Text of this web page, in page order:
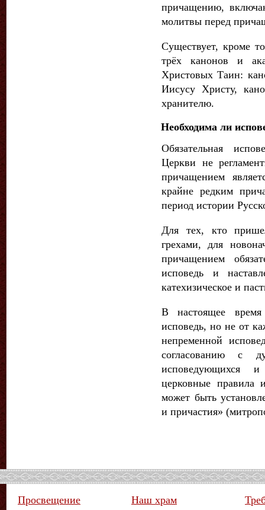
причащению,
молитвы перед
Существует, кроме
трёх канонов и
Христовых Таин:
Иисусу Христу,
хранителю.
Необходима ли
Обязательная
Церкви не
причащением
крайне редким
период истории
Для тех, кто
грехами, для
причащением
исповедь и
катехизическое и
В настоящее время
исповедь, но не от
непременной
согласованию с
исповедующихся
церковные правила
может быть
и причастия»
Просвещение Наш храм